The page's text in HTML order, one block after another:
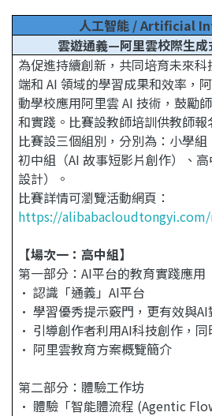
人工智能 / Artificial
雲遊通義—阿里雲校際生成
為促進持續創新，共同培育未來
端和 AI 領域的學習成果和效率，
動學校應用阿里雲 AI 技術，鼓勵
和實踐。比賽設教師培訓供教師報
比賽設三個組別，分別為：小學組
初中組（AI 故事短影片創作）、
設計）。
比賽詳情可瀏覽活動網頁：
https://
【場次一：高中組】
第一部分：AI平台的教育實踐應用
• 認識「通義」AI平台
• 學習優秀提示竅門，更有效與AI
• 引導創作者利用AI科技創作，
• 阿里雲教育方案概覽簡介
第二部分：體驗工作坊
• 體驗「智能體流程 (Agentic